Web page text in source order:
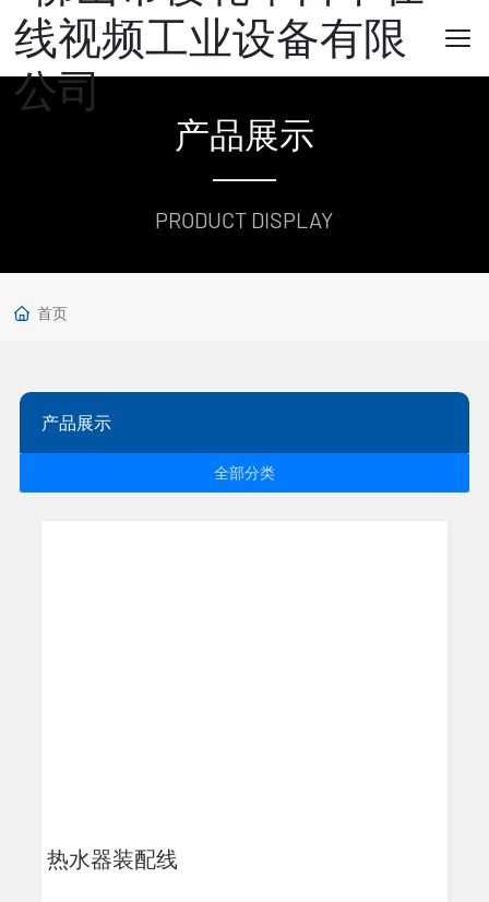
产品展示
PRODUCT DISPLAY
首页
产品展示
全部分类
热水器装配线